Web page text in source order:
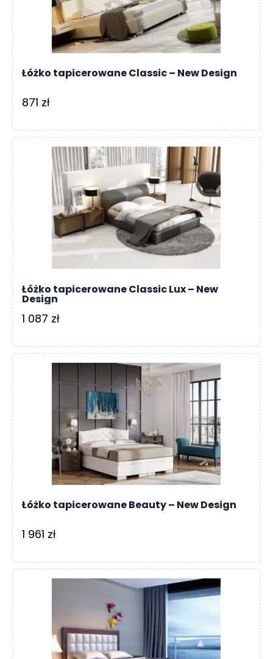
Łóżko tapicerowane Classic – New Design
871 zł
Łóżko tapicerowane Classic Lux – New
Design
1 087 zł
Łóżko tapicerowane Beauty – New Design
1 961 zł